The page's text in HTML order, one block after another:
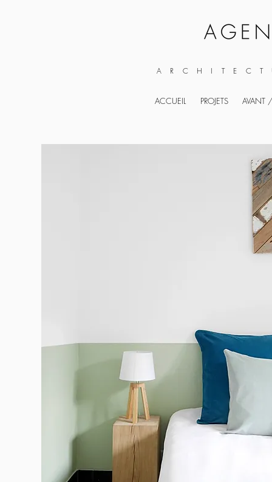
ACCUEIL PROJETS AVANT /